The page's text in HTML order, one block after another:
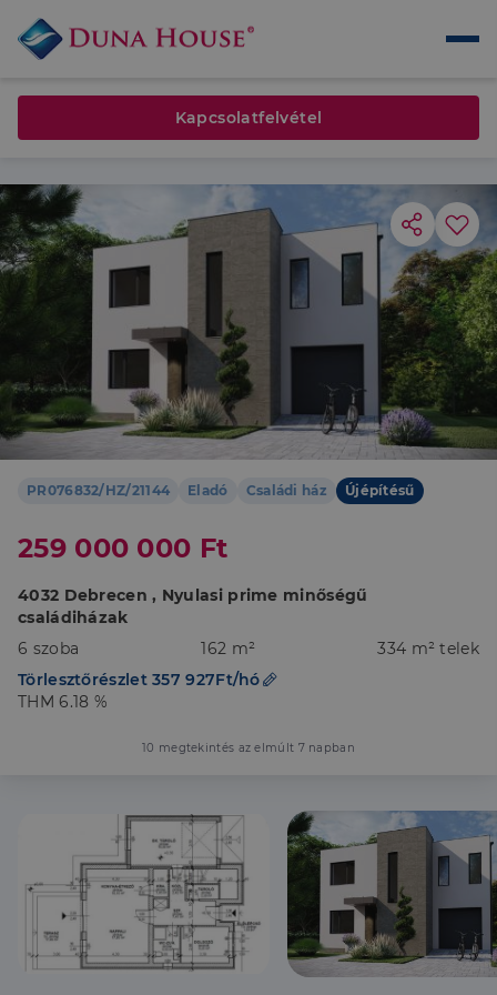
PR076832/HZ/21144 Eladó Családi ház Újépítésű
259 000 000 Ft
4032 Debrecen , Nyulasi prime minőségű
családiházak
6 szoba
162 m²
334 m² telek
Törlesztőrészlet 357 927Ft/hó
THM 6.18 %
10 megtekintés az elmúlt 7 napban
Kapcsolatfelvétel